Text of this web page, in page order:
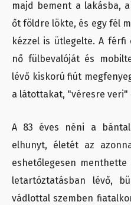
majd bement a lakásba,
őt földre lökte, és egy fél
kézzel is ütlegelte. A
nő fülbevalóját és
lévő kiskorú fiút
a látottakat, "véresre veri"
A 83 éves néni a
elhunyt, életét az
eshetőlegesen menthette
letartóztatásban lévő,
vádlottal szemben